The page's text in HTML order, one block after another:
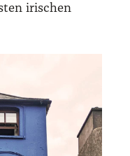
iri­schen